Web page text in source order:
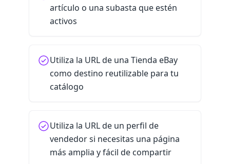
artículo o una subasta que estén
activos
Utiliza la URL de una Tienda eBay
como destino reutilizable para tu
catálogo
Utiliza la URL de un perfil de
vendedor si necesitas una página
más amplia y fácil de compartir